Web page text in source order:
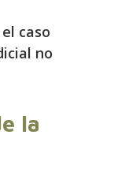
caso
no
la